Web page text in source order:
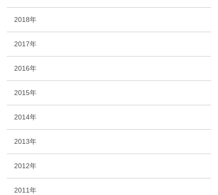
2018年
2017年
2016年
2015年
2014年
2013年
2012年
2011年